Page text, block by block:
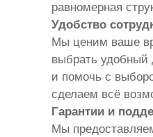
равномерная
Удобство
Мы ценим ваше
выбрать удобный
и помочь с
сделаем всё
Гарантии и
Мы